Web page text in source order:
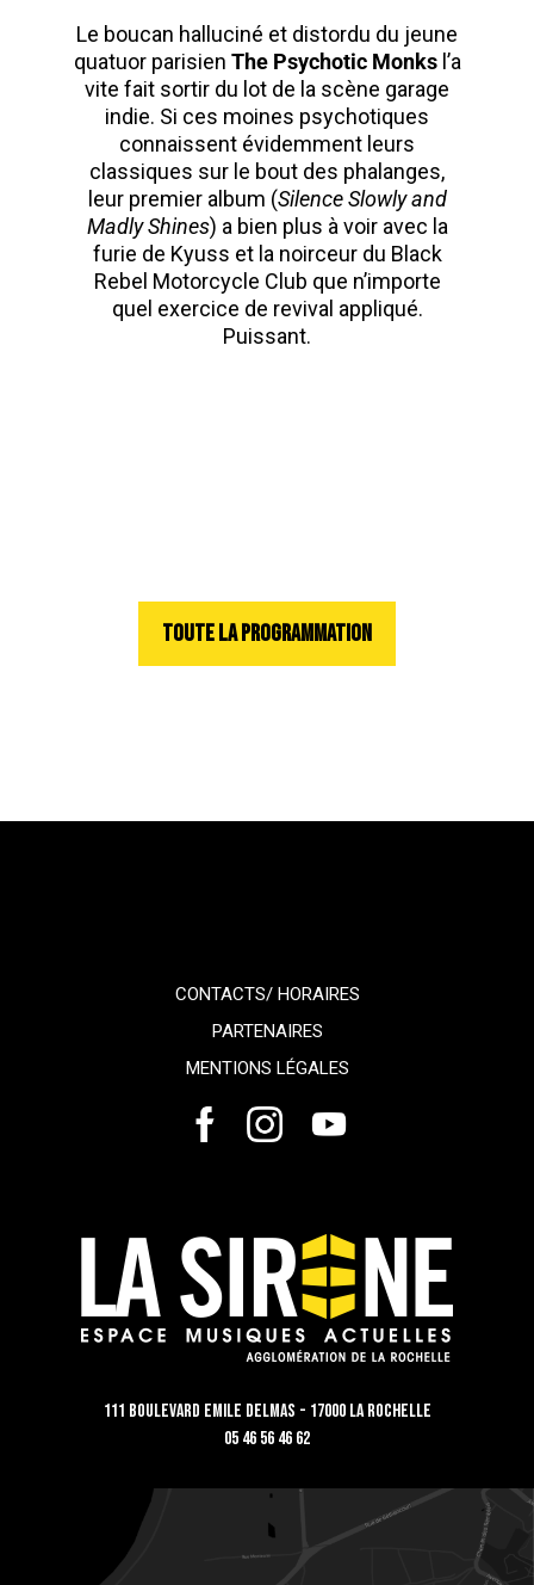
Le boucan halluciné et distordu du jeune
quatuor parisien The Psychotic Monks l’a
vite fait sortir du lot de la scène garage
indie. Si ces moines psychotiques
connaissent évidemment leurs
classiques sur le bout des phalanges,
leur premier album (Silence Slowly and
Madly Shines) a bien plus à voir avec la
furie de Kyuss et la noirceur du Black
Rebel Motorcycle Club que n’importe
quel exercice de revival appliqué.
Puissant.
TOUTE LA PROGRAMMATION
CONTACTS/ HORAIRES
PARTENAIRES
MENTIONS LÉGALES
111 Boulevard Emile Delmas - 17000 La Rochelle
05 46 56 46 62